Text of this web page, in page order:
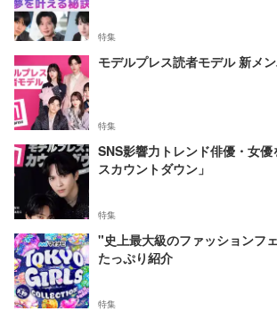
特集
モデルプレス読者モデル 新メ
特集
SNS影響力トレンド俳優・女
スカウントダウン」
特集
"史上最大級のファッションフ
たっぷり紹介
特集